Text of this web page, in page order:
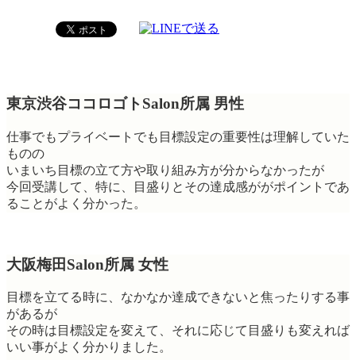
東京渋谷ココロゴトSalon所属 男性
仕事でもプライベートでも目標設定の重要性は理解していた
ものの
いまいち目標の立て方や取り組み方が分からなかったが
今回受講して、特に、目盛りとその達成感ががポイントであ
ることがよく分かった。
大阪梅田Salon所属 女性
目標を立てる時に、なかなか達成できないと焦ったりする事
があるが
その時は目標設定を変えて、それに応じて目盛りも変えれば
いい事がよく分かりました。